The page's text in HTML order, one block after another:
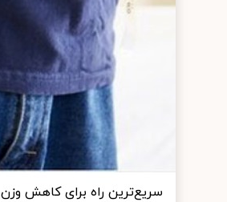
سریع‌ترین راه برای کاهش وزن